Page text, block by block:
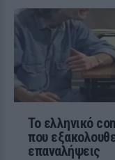
Το ελληνικό
που
επαναλήψεις